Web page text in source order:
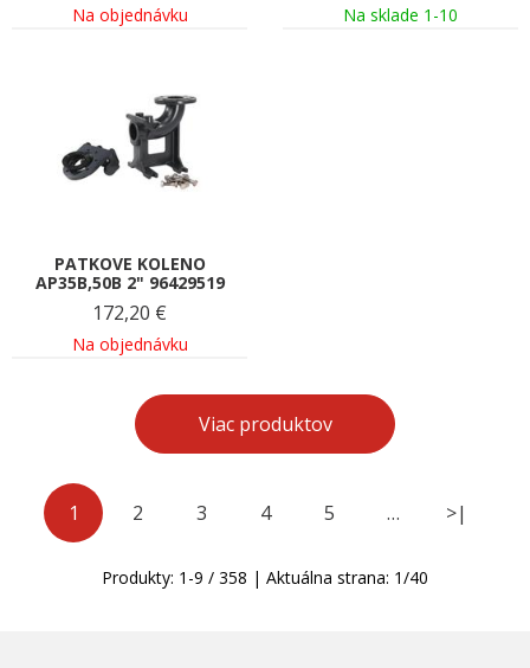
Na objednávku Na sklade 1-10
PATKOVE KOLENO
AP35B,50B 2" 96429519
172,20 €
Na objednávku
Viac produktov
1 2 3 4 5 … >|
Produkty: 1 -9 / 358 | Aktuálna strana: 1/40